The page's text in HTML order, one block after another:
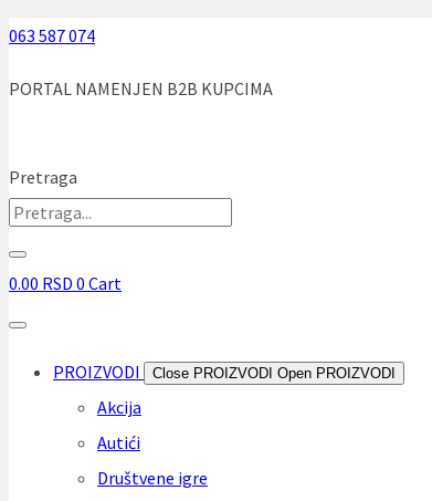
Skip
063 587 074
PORTAL NAMENJEN B2B KUPCIMA
Pretraga
0.00 RSD 0 Cart
PROIZVODI Close PROIZVODI Open PROIZVODI
Akcija
Autići
Društvene igre